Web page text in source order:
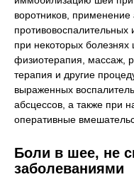
воротников, применение
противовоспалительных
при некоторых
физиотерапия, массаж,
терапия и другие
выраженных
абсцессов, а также при
оперативные
Боли в шее, не
заболеваниями